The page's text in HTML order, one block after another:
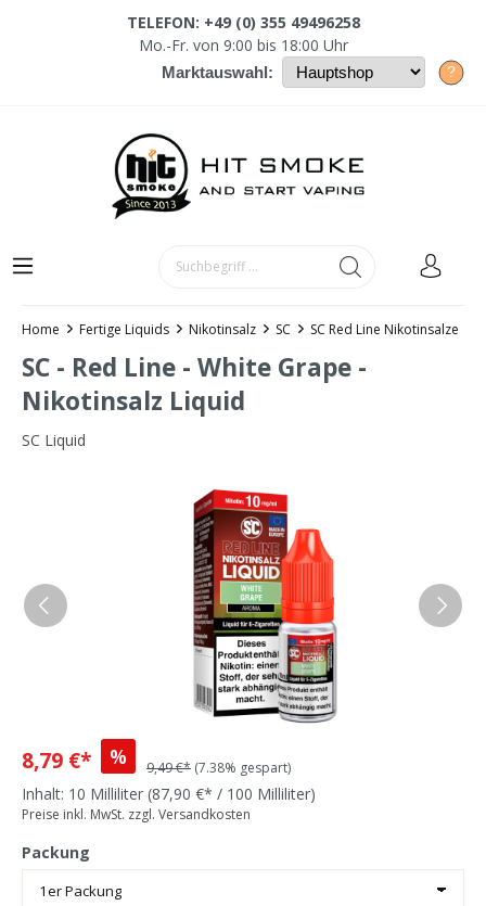
TELEFON: +49 (0) 355 49496258
Mo.-Fr. von 9:00 bis 18:00 Uhr
Marktauswahl: ?
Home Fertige Liquids Nikotinsalz SC SC Red Line Nikotinsalze
SC - Red Line - White Grape -
Nikotinsalz Liquid
SC Liquid
8,79 €* % 9,49 €* (7.38% gespart)
Inhalt: 10 Milliliter (87,90 €* / 100 Milliliter)
Preise inkl. MwSt. zzgl. Versandkosten
Packung